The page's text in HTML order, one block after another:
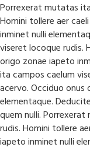
Porrexerat mutatas
Homini tollere aer
inminet nulli
viseret locoque rudis.
origo zonae iapeto
ita campos caelum
acervo. Occiduo
elementaque.
quem nulli.
rudis. Homini tollere
iapeto inminet nulli